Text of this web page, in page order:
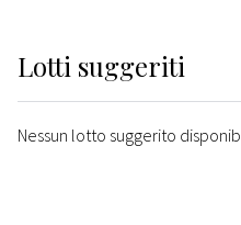
Lotti suggeriti
Nessun lotto suggerito